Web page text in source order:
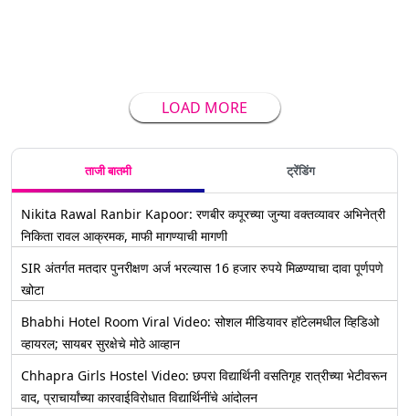
LOAD MORE
ताजी बातमी ट्रेंडिंग
Nikita Rawal Ranbir Kapoor: रणबीर कपूरच्या जुन्या वक्तव्यावर अभिनेत्री
निकिता रावल आक्रमक, माफी मागण्याची मागणी
SIR अंतर्गत मतदार पुनरीक्षण अर्ज भरल्यास 16 हजार रुपये मिळण्याचा दावा पूर्णपणे
खोटा
Bhabhi Hotel Room Viral Video: सोशल मीडियावर हॉटेलमधील व्हिडिओ
व्हायरल; सायबर सुरक्षेचे मोठे आव्हान
Chhapra Girls Hostel Video: छपरा विद्यार्थिनी वसतिगृह रात्रीच्या भेटीवरून
वाद, प्राचार्यांच्या कारवाईविरोधात विद्यार्थिनींचे आंदोलन